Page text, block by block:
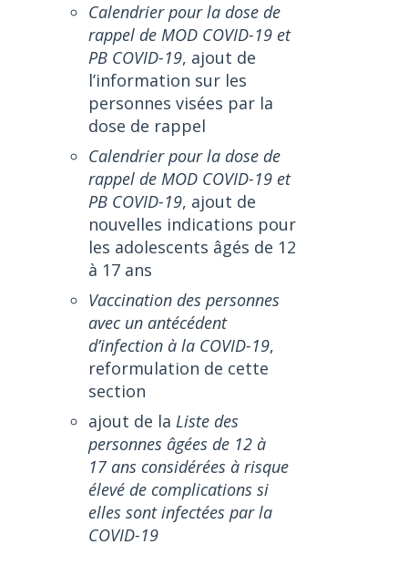
Calendrier pour la dose de
rappel de MOD COVID-19 et
PB COVID-19, ajout de
l’information sur les
personnes visées par la
dose de rappel
Calendrier pour la dose de
rappel de MOD COVID-19 et
PB COVID-19, ajout de
nouvelles indications pour
les adolescents âgés de 12
à 17 ans
Vaccination des personnes
avec un antécédent
d’infection à la COVID-19,
reformulation de cette
section
ajout de laListe des
personnes âgées de 12 à
17 ans considérées à risque
élevé de complications si
elles sont infectées par la
COVID-19